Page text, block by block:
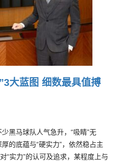
大蓝图 细数最具值搏
黑马球队人气急升，“吸睛”无
的底蕴与“硬实力”，依然稳占主
“实力”的认可及追求，某程度上与